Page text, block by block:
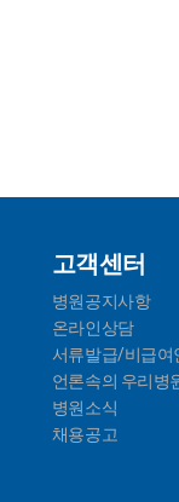
고객센터
병원공지사항
온라인상담
서류발급/비급여
언론속의 우리병
병원소식
채용공고